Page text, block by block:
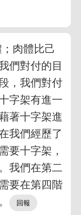
肉體比己
們對付的目
，我們對付
字架有進一
著十字架進
我們經歷了
要十字架，
我們在第二
要在第四階